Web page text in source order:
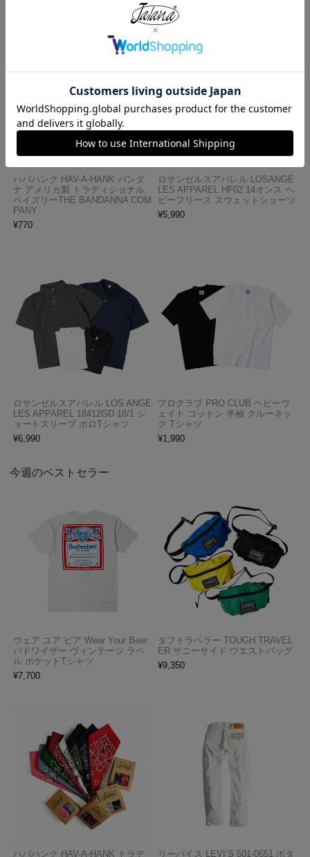
ハバハンク HAV-A-HANK バンダ
ナ アメリカ製 トラディショナル
ペイズリーTHE BANDANNA COM
PANY
¥770
ロサンゼルスアパレル LOSANGE
LES APPAREL HF02 14オンス ヘ
ビーフリース スウェットショーツ
¥5,990
ロサンゼルスアパレル LOS ANGE
LES APPAREL 18412GD 18/1 シ
ョートスリーブ ポロTシャツ
¥6,990
プロクラブ PRO CLUB ヘビーウ
ェイト コットン 半袖 クルーネッ
ク Tシャツ
¥1,990
今週のベストセラー
ウェア ユア ビア Wear Your Beer
バドワイザー ヴィンテージ ラベ
ル ポケットTシャツ
¥7,700
タフトラベラー TOUGH TRAVEL
ER サニーサイド ウエストバッグ
¥9,350
ハバハンク HAV-A-HANK トラデ リーバイス LEVI’S 501-0651 ボタ